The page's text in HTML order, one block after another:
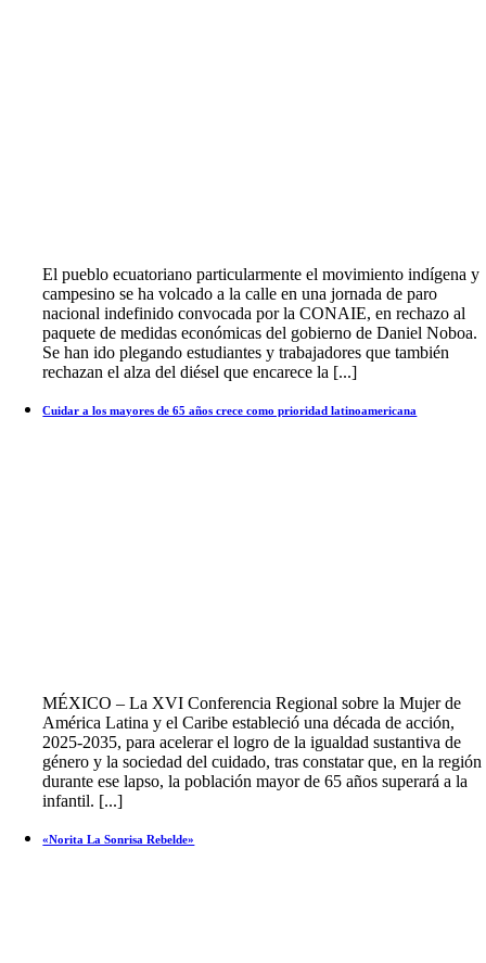
El pueblo ecuatoriano particularmente el movimiento indígena y
campesino se ha volcado a la calle en una jornada de paro
nacional indefinido convocada por la CONAIE, en rechazo al
paquete de medidas económicas del gobierno de Daniel Noboa.
Se han ido plegando estudiantes y trabajadores que también
rechazan el alza del diésel que encarece la [...]
Cuidar a los mayores de 65 años crece como prioridad latinoamericana
MÉXICO – La XVI Conferencia Regional sobre la Mujer de
América Latina y el Caribe estableció una década de acción,
2025-2035, para acelerar el logro de la igualdad sustantiva de
género y la sociedad del cuidado, tras constatar que, en la región
durante ese lapso, la población mayor de 65 años superará a la
infantil. [...]
«Norita La Sonrisa Rebelde»